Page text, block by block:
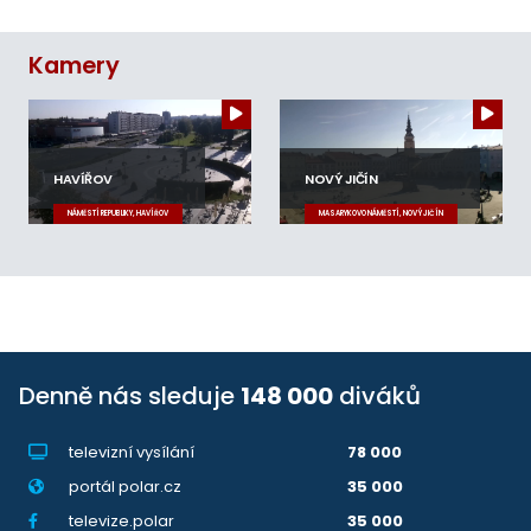
Kamery
HAVÍŘOV
NÁMĚSTÍ REPUBLIKY, HAVÍŘOV
NOVÝ JIČÍN
MASARYKOVO NÁMĚSTÍ, NOVÝ JIČÍN
Denně nás sleduje 148 000 diváků
televizní vysílání
78 000
portál polar.cz
35 000
televize.polar
35 000